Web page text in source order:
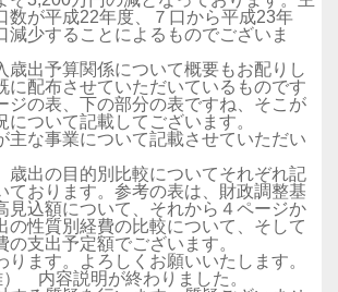
数が平成22年度、７口から平成23年
減少することによるものでございま
歳出予算関係について概要もお配りし
に配布させていただいているものです
ジの表、下の部分の表ですね、そこが
について記載してございます。
主な事業について記載させていただい
歳出の目的別比較についてそれぞれ記
ております。参考の表は、財政調整基
見込額について、それから４ページか
の性質別経費の比較について、そして
の支出予定額でございます。
ります。よろしくお願いいたします。
内容説明が終わりました。